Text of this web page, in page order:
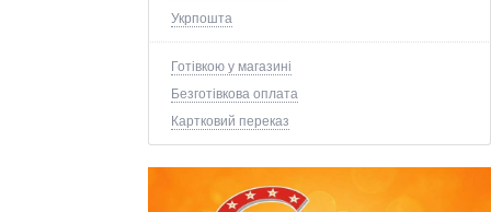
Укрпошта
Готівкою у магазині
Безготівкова оплата
Картковий переказ